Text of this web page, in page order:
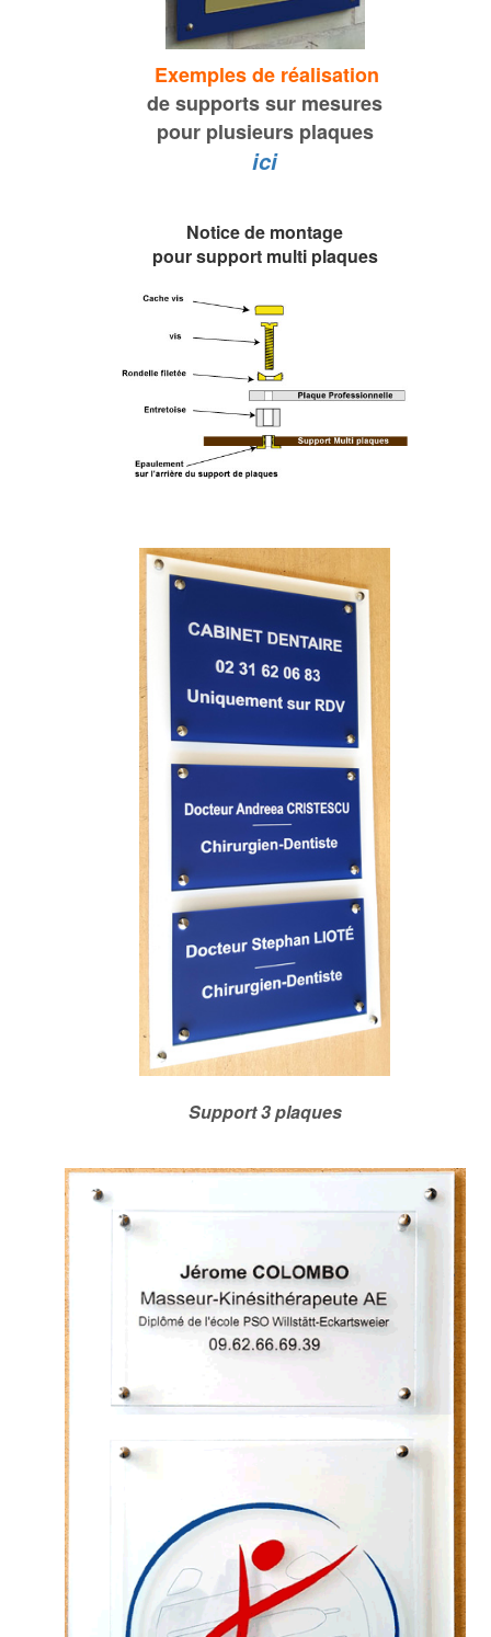
Exemples de réalisation
de supports sur mesures
pour plusieurs plaques
ici
Notice de montage
pour support multi plaques
Support 3 plaques